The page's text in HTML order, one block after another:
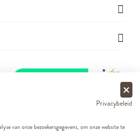
Privacybeleid
van onze bezoekersgegevens, om onze website te